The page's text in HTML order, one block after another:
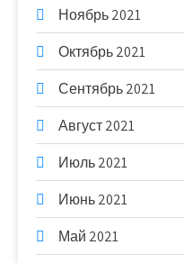
Ноябрь 2021
Октябрь 2021
Сентябрь 2021
Август 2021
Июль 2021
Июнь 2021
Май 2021